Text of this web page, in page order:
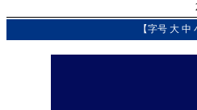
【字号 大 中